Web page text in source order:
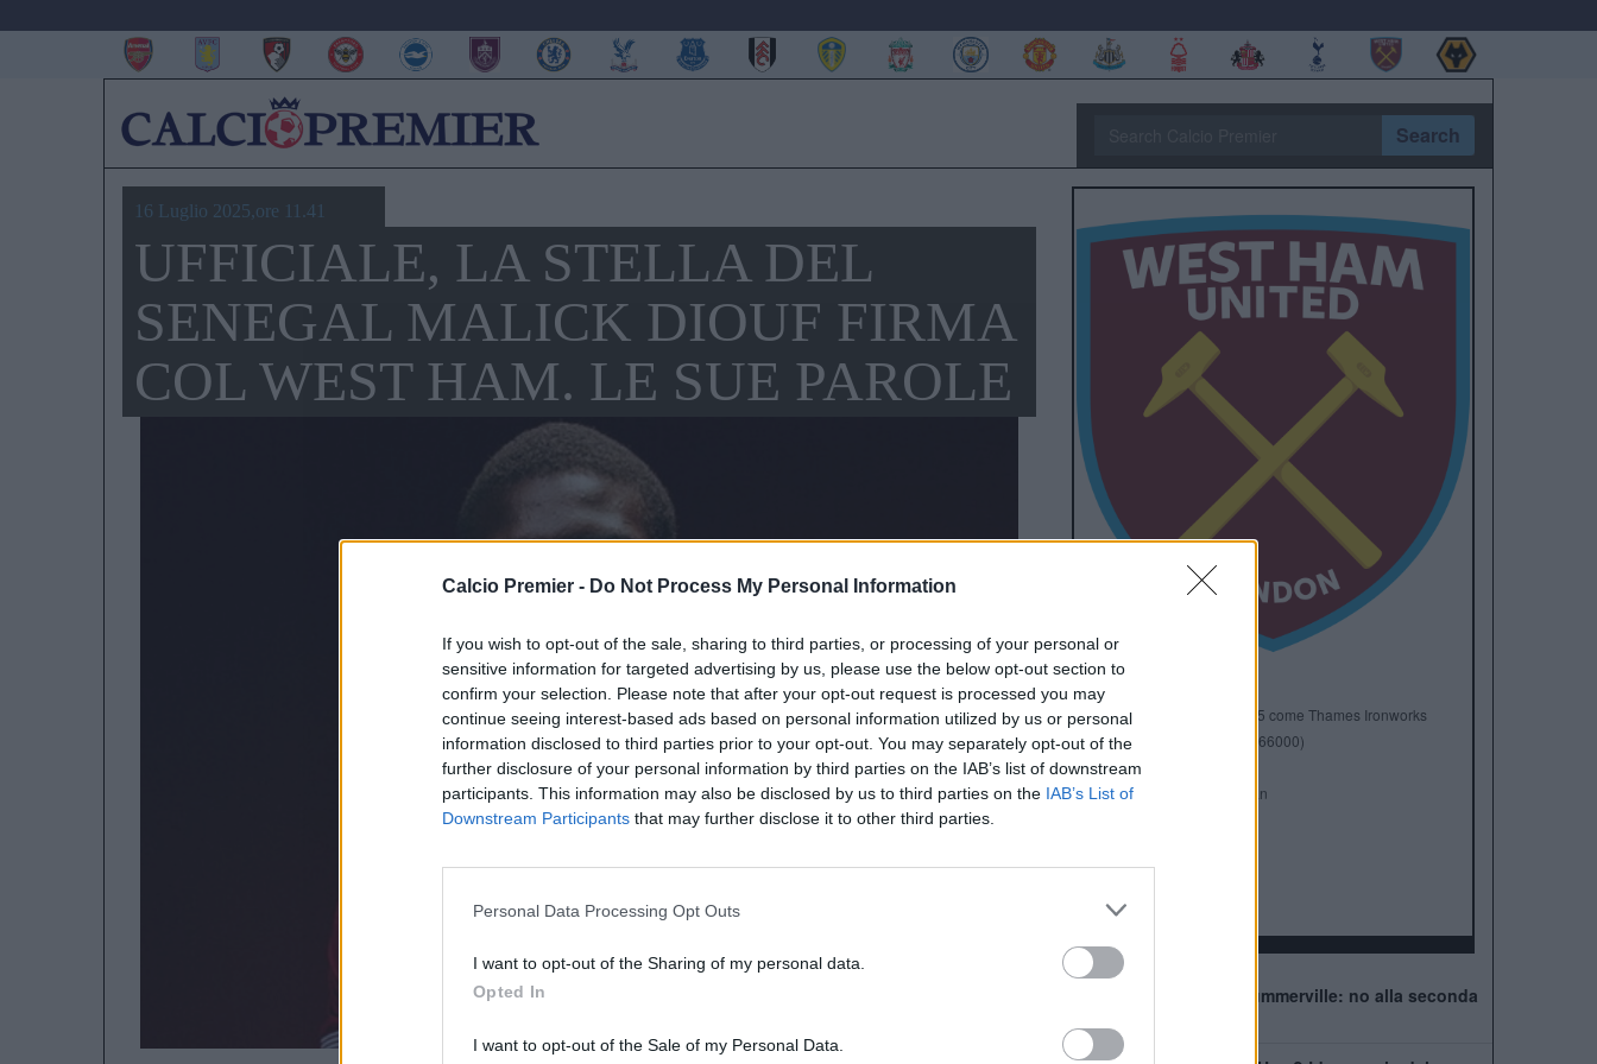
Calcio Premier - Do Not Process My Personal Information
If you wish to opt-out of the sale, sharing to third parties, or processing of your personal or
sensitive information for targeted advertising by us, please use the below opt-out section to
confirm your selection. Please note that after your opt-out request is processed you may
continue seeing interest-based ads based on personal information utilized by us or personal
information disclosed to third parties prior to your opt-out. You may separately opt-out of the
further disclosure of your personal information by third parties on the IAB’s list of downstream
participants. This information may also be disclosed by us to third parties on the IAB’s List of
Downstream Participants that may further disclose it to other third parties.
Personal Data Processing Opt Outs
I want to opt-out of the Sharing of my personal data.
Opted In
I want to opt-out of the Sale of my Personal Data.
Search
16 Luglio 2025,ore 11.41
UFFICIALE, LA STELLA DEL
SENEGAL MALICK DIOUF FIRMA
COL WEST HAM. LE SUE PAROLE
Anno di Fondazione: 1895 come Thames Ironworks
Stadio: London Stadium (66000)
Città:Londra
Presidente: David Sullivan
FA Community Shield:
West Ham, muro per Summerville: no alla seconda